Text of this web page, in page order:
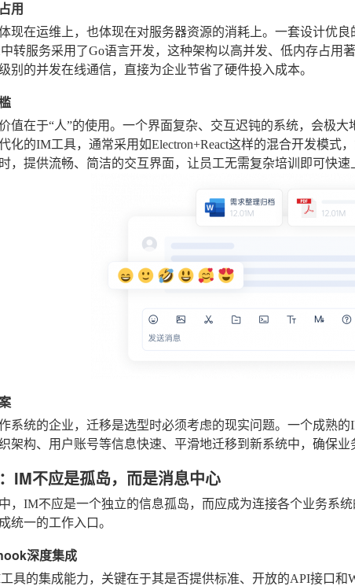
用
现在运维上，也体现在对服务器资源的消耗上。一套设计优
转服务采用了Go语言开发，这种架构以高并发、低内存占用
别的并发在线通信，直接为企业节省了硬件投入成本。
值在于“人”的使用。一个界面复杂、交互迟钝的系统，会极
化的IM工具，通常采用如Electron+React这样的混合开发模式
，提供流畅、简洁的交互界面，让员工无需复杂培训即可快速
系统的企业，迁移是选型时必须考虑的现实问题。一个成熟
架构、用户账号等信息快速、平滑地迁移到新系统中，确保业
IM不应是孤岛，而是消息中心
，IM不应是一个独立的信息孤岛，而应成为连接各个业务系
统一的工作入口。
深度集成
具的集成能力，关键在于其是否提供标准、开放的API接口和